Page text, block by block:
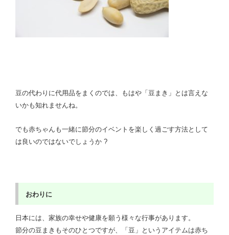
豆の代わりに代用品をまくのでは、もはや「豆まき」とは言えな
いかも知れませんね。
でも赤ちゃんも一緒に節分のイベントを楽しく過ごす方法として
は良いのではないでしょうか ?
おわりに
日本には、家族の幸せや健康を願う様々な行事があります。
節分の豆まきもそのひとつですが、「豆」というアイテムは赤ち